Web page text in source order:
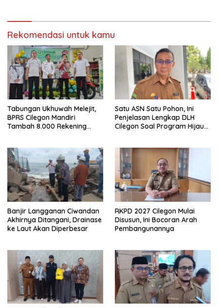
Rekomendasi untuk kamu
Tabungan Ukhuwah Melejit,
BPRS Cilegon Mandiri
Tambah 8.000 Rekening
Satu ASN Satu Pohon, Ini
Penjelasan Lengkap DLH
Cilegon Soal Program Hijau
Banjir Langganan Ciwandan
Akhirnya Ditangani, Drainase
ke Laut Akan Diperbesar
RKPD 2027 Cilegon Mulai
Disusun, Ini Bocoran Arah
Pembangunannya